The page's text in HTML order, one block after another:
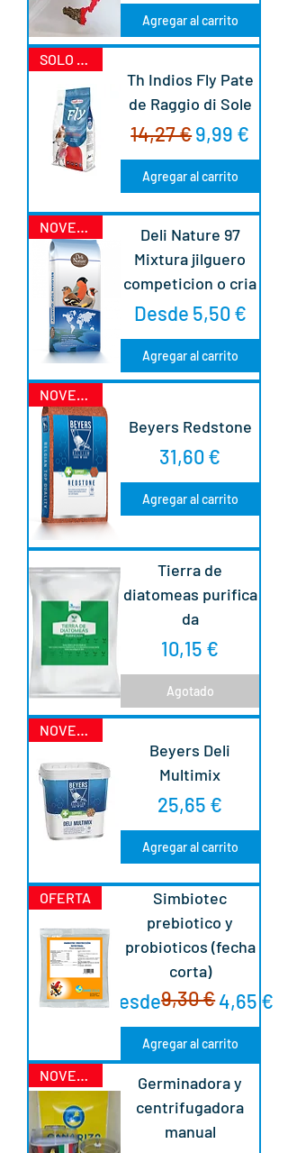
Agregar al carrito
SOLO EN WEB
Th Indios Fly Pate
de Raggio di Sole
Precio
14,27 €Precio de
9,99 €
Agregar al carrito
NOVEDAD
Deli Nature 97
Mixtura jilguero
competicion o cria
Desde 5,50 €
Precio de oferta
Agregar al carrito
NOVEDAD
Beyers Redstone
Precio
31,60 €
Agregar al carrito
Tierra de
diatomeas purifica
da
Precio
10,15 €
Agotado
NOVEDAD
Beyers Deli
Multimix
Precio
25,65 €
Agregar al carrito
OFERTA
Simbiotec
prebiotico y
probioticos (fecha
corta)
Desde
Precio9,30 €4,65 €
Precio de oferta
Agregar al carrito
NOVEDAD
Germinadora y
centrifugadora
manual